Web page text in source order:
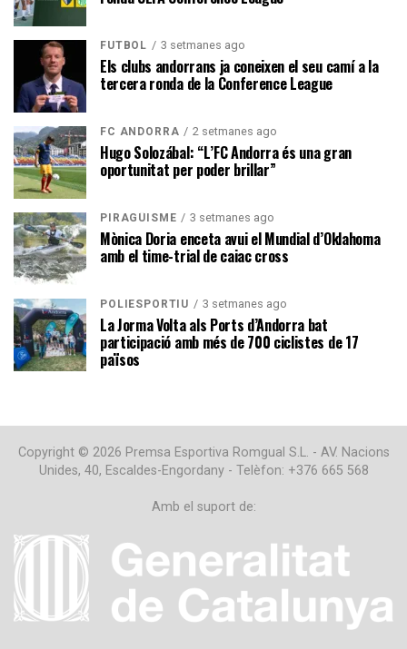
FUTBOL 3 setmanes ago
Els clubs andorrans ja coneixen el seu camí a la
tercera ronda de la Conference League
FC ANDORRA 2 setmanes ago
Hugo Solozábal: “L’FC Andorra és una gran
oportunitat per poder brillar”
PIRAGÜISME 3 setmanes ago
Mònica Doria enceta avui el Mundial d’Oklahoma
amb el time-trial de caiac cross
POLIESPORTIU 3 setmanes ago
La Jorma Volta als Ports d’Andorra bat
participació amb més de 700 ciclistes de 17
països
Copyright © 2026 Premsa Esportiva Romgual S.L. - AV. Nacions
Unides, 40, Escaldes-Engordany - Telèfon: +376 665 568
Amb el suport de: